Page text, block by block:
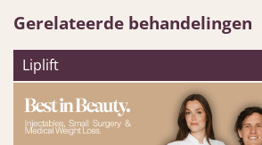
Gerelateerde behandelingen
Liplift